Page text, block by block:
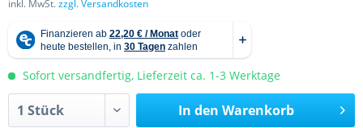
inkl. MwSt.zzgl. Versandkosten
Sofort versandfertig, Lieferzeit ca. 1-3 Werktage
In den Warenkorb